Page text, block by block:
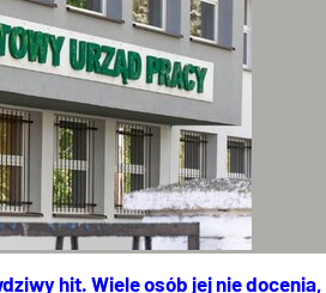
hit. Wiele osób jej nie docenia,